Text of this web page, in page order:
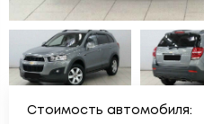
Стоимость автомобиля: